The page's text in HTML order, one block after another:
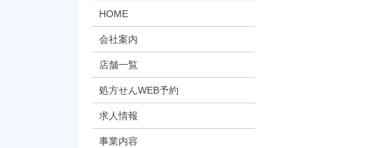
HOME
会社案内
店舗一覧
処方せんWEB予約
求人情報
事業内容